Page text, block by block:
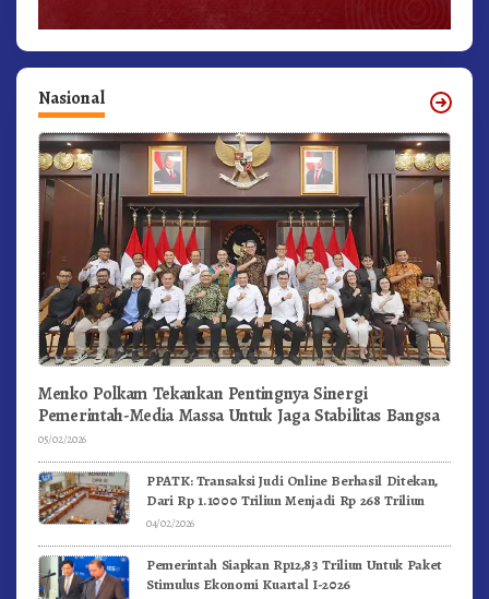
Nasional
Menko Polkam Tekankan Pentingnya Sinergi
Pemerintah-Media Massa Untuk Jaga Stabilitas Bangsa
05/02/2026
PPATK: Transaksi Judi Online Berhasil Ditekan,
Dari Rp 1.1000 Triliun Menjadi Rp 268 Triliun
04/02/2026
Pemerintah Siapkan Rp12,83 Triliun Untuk Paket
Stimulus Ekonomi Kuartal I-2026